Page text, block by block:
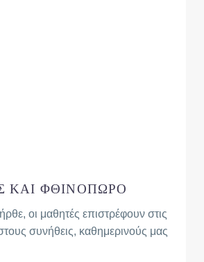
ΚΑΙ ΦΘΙΝΟΠΩΡΟ
οι μαθητές επιστρέφουν στις
στους συνήθεις, καθημερινούς μας